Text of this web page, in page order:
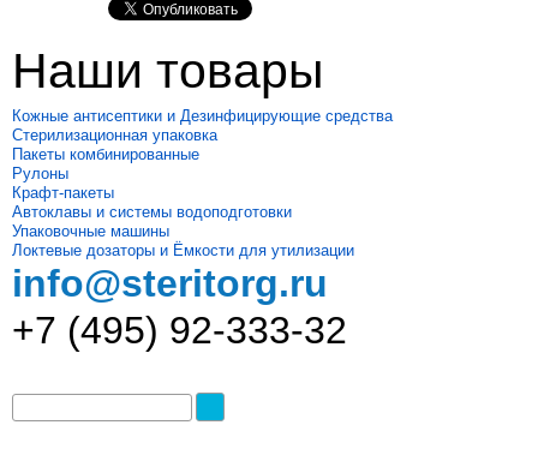
Наши товары
Кожные антисептики и Дезинфицирующие средства
Стерилизационная упаковка
Пакеты комбинированные
Рулоны
Крафт-пакеты
Автоклавы и системы водоподготовки
Упаковочные машины
Локтевые дозаторы и Ёмкости для утилизации
info@steritorg.ru
+7 (495) 92-333-32